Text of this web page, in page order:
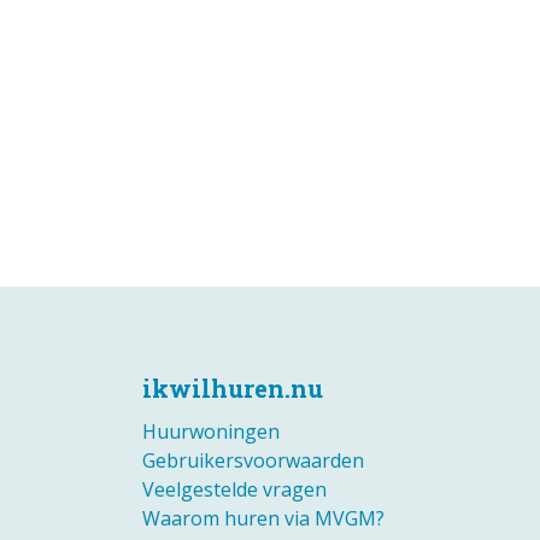
ikwilhuren.nu
Huurwoningen
Gebruikersvoorwaarden
Veelgestelde vragen
Waarom huren via MVGM?